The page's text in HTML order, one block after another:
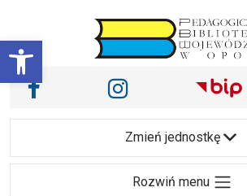
Otwórz pasek
Main Navigation
Nasze media
Facebook Instagram
Zmień jednostkę
Rozwiń menu